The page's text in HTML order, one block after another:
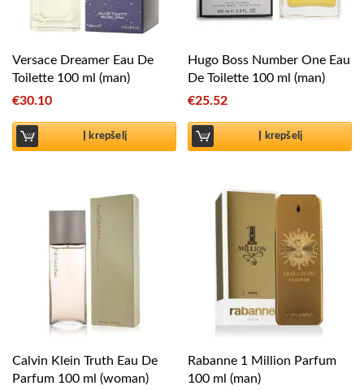
Versace Dreamer Eau De
Toilette 100 ml (man)
€30.10
Į krepšelį
Hugo Boss Number One Eau
De Toilette 100 ml (man)
€25.52
Į krepšelį
Calvin Klein Truth Eau De
Parfum 100 ml (woman)
Rabanne 1 Million Parfum
100 ml (man)